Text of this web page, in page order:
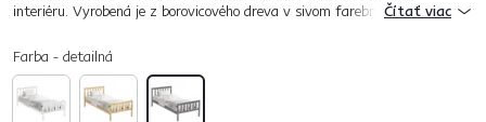
interiéru. Vyrobená je z borovicového dreva v sivom farebnom prevedení,
Čítať viac
Farba - detailná